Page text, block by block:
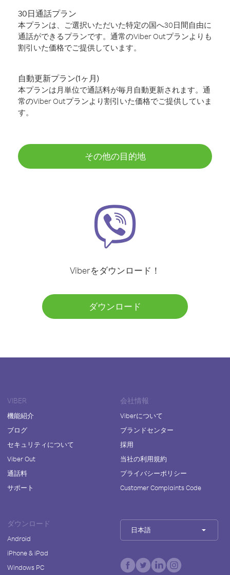
30日通話プラン
本プランは、ご選択いただいた特定の国へ30日間自由に
通話ができるプランです。通常のViber Outプランよりも
割引いた価格でご提供しています。
自動更新プラン(1ヶ月)
本プランは月単位で通話料が毎月自動更新されます。通
常のViber Outプランより割引いた価格でご提供していま
す。
その他の目的地
Viberをダウンロード！
ダウンロード
VIBER
機能紹介
ブログ
セキュリティについて
Viber Out
通話料
サポート
会社情報
Viberについて
ブランドセンター
採用
当社の利用規約
プライバシーポリシー
Customer Complaints Code
ダウンロード
Android
iPhone & iPad
Windows PC
日本語